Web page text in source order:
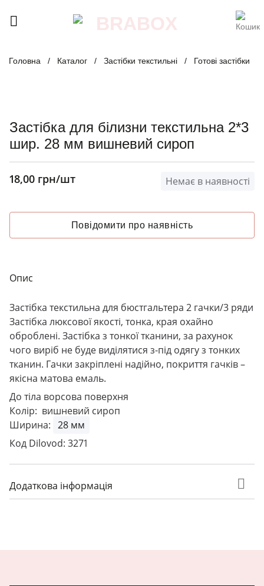
Головна / Каталог / Застібки текстильні / Готові застібки
Застібка для білизни текстильна 2*3
шир. 28 мм вишневий сироп
18,00 грн/шт Немає в наявності
Опис
Застібка текстильна для бюстгальтера 2 гачки/3 ряди
Застібка люксової якості, тонка, края охайно
оброблені. Застібка з тонкої тканини, за рахунок
чого виріб не буде виділятися з-під одягу з тонких
тканин. Гачки закріплені надійно, покриття гачків –
якісна матова емаль.
До тіла ворсова поверхня
Колір: вишневий сироп
Ширина: 28 мм
Код Dilovod: 3271
Додаткова інформація